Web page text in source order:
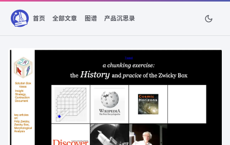
首页 全部文章 图谱 产品沉思录